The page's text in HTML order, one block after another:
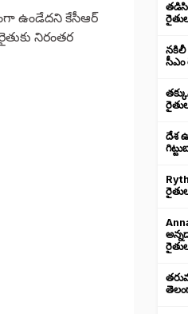
ఉండేదని కేసీఆర్
నిరంతర
నకిలీ
సీఎం
దేశ